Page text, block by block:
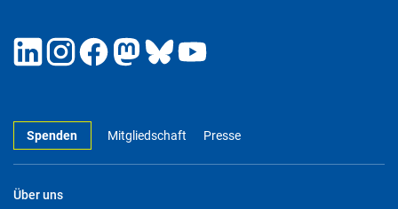
Spenden Mitgliedschaft Presse
Über uns